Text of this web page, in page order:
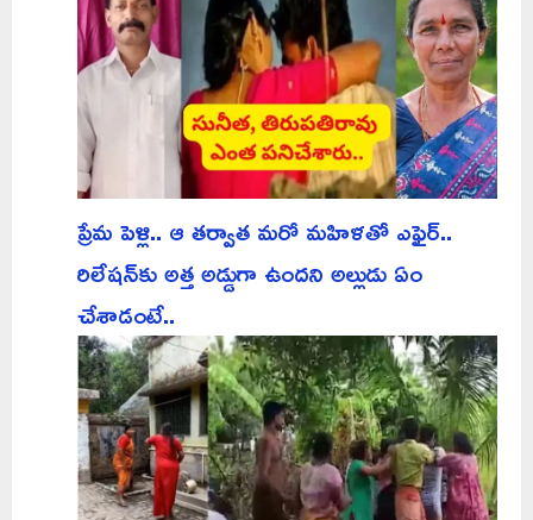
ప్రేమ పెళ్లి.. ఆ తర్వాత మరో మహిళతో ఎఫైర్..
రిలేషన్‌కు అత్త అడ్డుగా ఉందని అల్లుడు ఏం
చేశాడంటే..